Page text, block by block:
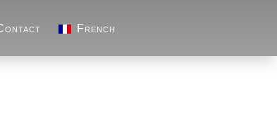
French